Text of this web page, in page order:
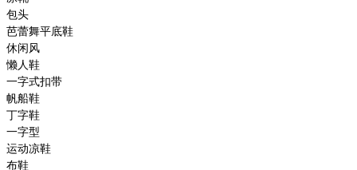
包头
芭蕾舞平底鞋
休闲风
懒人鞋
一字式扣带
帆船鞋
丁字鞋
一字型
运动凉鞋
布鞋